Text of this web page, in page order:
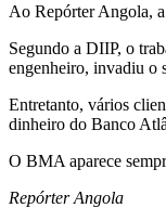
Ao Repórter Angola,
Segundo a DIIP, o
engenheiro, invadiu o
Entretanto, vários
dinheiro do Banco
O BMA aparece
Repórter Angola